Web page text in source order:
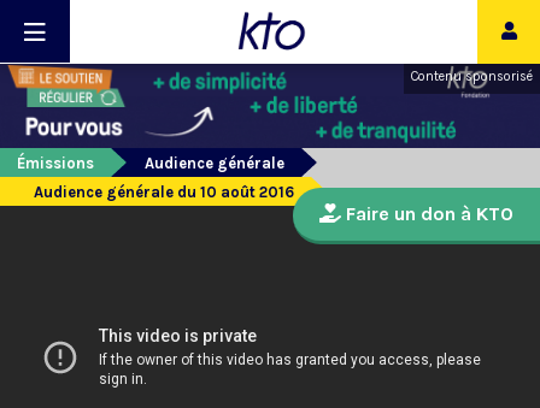
Contenu sponsorisé
Émissions
Audience générale
Audience générale du 10 août 2016
Faire un don à KTO